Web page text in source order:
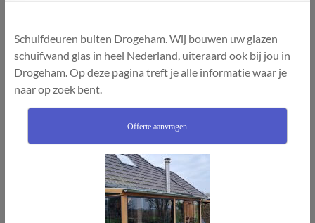
Schuifdeuren buiten Drogeham. Wij bouwen uw glazen
schuifwand glas in heel Nederland, uiteraard ook bij jou in
Drogeham. Op deze pagina treft je alle informatie waar je
naar op zoek bent.
Offerte aanvragen